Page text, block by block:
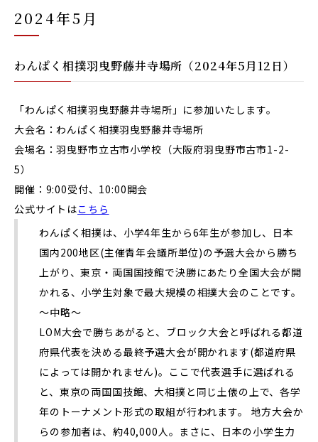
2024年5月
わんぱく相撲羽曳野藤井寺場所（2024年5月12日）
「わんぱく相撲羽曳野藤井寺場所」に参加いたします。
大会名：わんぱく相撲羽曳野藤井寺場所
会場名：羽曳野市立古市小学校（大阪府羽曳野市古市1-2-
5）
開催：9:00受付、10:00開会
公式サイトはこちら
わんぱく相撲は、小学4年生から6年生が参加し、日本
国内200地区(主催青年会議所単位)の予選大会から勝ち
上がり、東京・両国国技館で決勝にあたり全国大会が開
かれる、小学生対象で最大規模の相撲大会のことです。
〜中略〜
LOM大会で勝ちあがると、ブロック大会と呼ばれる都道
府県代表を決める最終予選大会が開かれます(都道府県
によっては開かれません)。ここで代表選手に選ばれる
と、東京の両国国技館、大相撲と同じ土俵の上で、各学
年のトーナメント形式の取組が行われます。 地方大会か
らの参加者は、約40,000人。まさに、日本の小学生力